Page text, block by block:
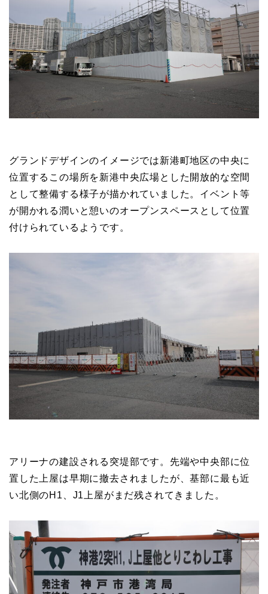
グランドデザインのイメージでは新港町地区の中央に
位置するこの場所を新港中央広場とした開放的な空間
として整備する様子が描かれていました。イベント等
が開かれる潤いと憩いのオープンスペースとして位置
付けられているようです。
アリーナの建設される突堤部です。先端や中央部に位
置した上屋は早期に撤去されましたが、基部に最も近
い北側のH1、J1上屋がまだ残されてきました。